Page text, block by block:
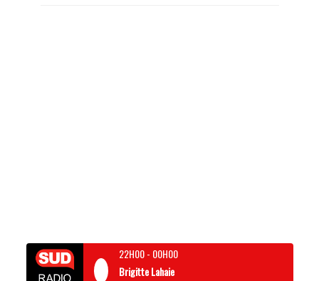
22H00- 00H00
Brigitte Lahaie